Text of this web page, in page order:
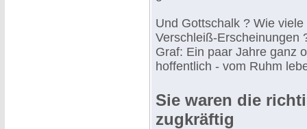
Und Gottschalk ? Wie
Verschleiß-Erscheinungen
Graf: Ein paar Jahre ganz
hoffentlich - vom Ruhm
Sie waren die
zugkräftig